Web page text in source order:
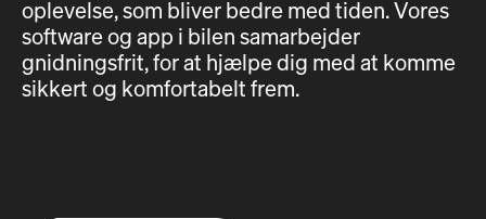
oplevelse, som bliver bedre med tiden. Vores
software og app i bilen samarbejder
gnidningsfrit, for at hjælpe dig med at komme
sikkert og komfortabelt frem.